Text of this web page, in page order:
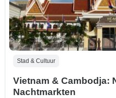
Stad & Cultuur
Vietnam & Cambodja:
Nachtmarkten